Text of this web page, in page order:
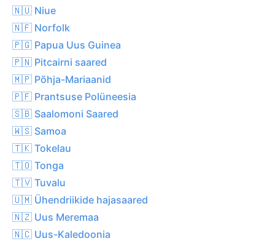
🇳🇺 Niue
🇳🇫 Norfolk
🇵🇬 Papua Uus Guinea
🇵🇳 Pitcairni saared
🇲🇵 Põhja-Mariaanid
🇵🇫 Prantsuse Polüneesia
🇸🇧 Saalomoni Saared
🇼🇸 Samoa
🇹🇰 Tokelau
🇹🇴 Tonga
🇹🇻 Tuvalu
🇺🇲 Ühendriikide hajasaared
🇳🇿 Uus Meremaa
🇳🇨 Uus-Kaledoonia